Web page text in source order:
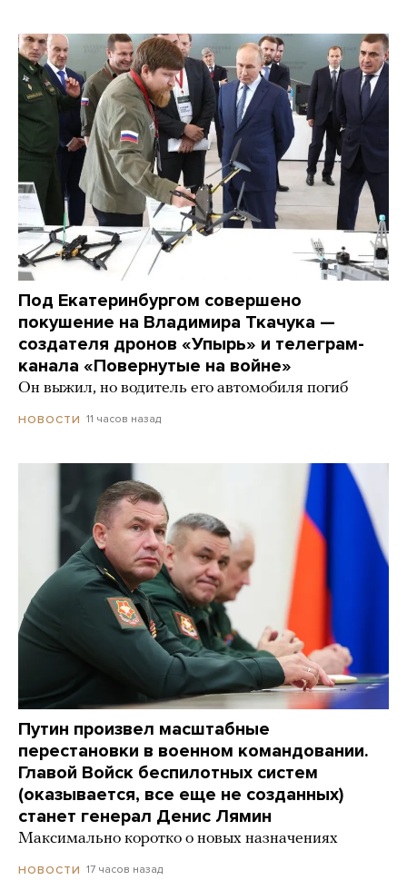
Под Екатеринбургом совершено
покушение на Владимира Ткачука —
создателя дронов «Упырь» и телеграм-
канала «Повернутые на войне»
Он выжил, но водитель его автомобиля погиб
НОВОСТИ 11 часов назад
Путин произвел масштабные
перестановки в военном командовании.
Главой Войск беспилотных систем
(оказывается, все еще не созданных)
станет генерал Денис Лямин
Максимально коротко о новых назначениях
НОВОСТИ 17 часов назад